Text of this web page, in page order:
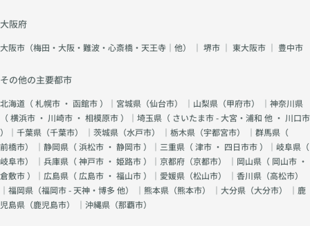
大阪府
大阪市（梅田・大阪・難波・心斎橋・天王寺｜他） ｜ 堺市 ｜ 東大阪市 ｜ 豊中市
その他の主要都市
北海道（札幌市 ・ 函館市）｜宮城県（仙台市） ｜山梨県（甲府市） ｜神奈川県
（横浜市 ・ 川崎市 ・ 相模原市）｜埼玉県（ さいたま市 - 大宮・浦和 他 ・ 川口市
）｜千葉県（千葉市） ｜茨城県（水戸市） ｜栃木県（宇都宮市） ｜群馬県（
前橋市） ｜静岡県（浜松市 ・ 静岡市）｜三重県（津市 ・ 四日市市）｜岐阜県（
岐阜市） ｜兵庫県（神戸市 ・ 姫路市）｜京都府（京都市） ｜岡山県（ 岡山市 ・
倉敷市）｜広島県（ 広島市 ・ 福山市）｜愛媛県（松山市） ｜香川県（高松市）
｜福岡県（福岡市 - 天神・博多 他） ｜熊本県（熊本市） ｜大分県（大分市） ｜鹿
児島県（鹿児島市） ｜沖縄県（那覇市）